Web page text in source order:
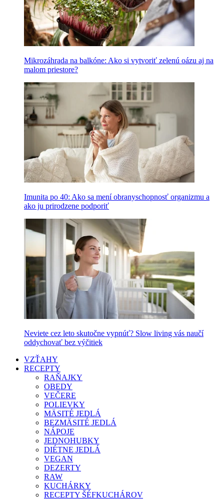
Mikrozáhrada na balkóne: Ako si vytvoriť zelenú oázu aj na
malom priestore?
Imunita po 40: Ako sa mení obranyschopnosť organizmu a
ako ju prirodzene podporiť
Neviete cez leto skutočne vypnúť? Slow living vás naučí
oddychovať bez výčitiek
VZŤAHY
RECEPTY
RAŇAJKY
OBEDY
VEČERE
POLIEVKY
MÄSITÉ JEDLÁ
BEZMÄSITÉ JEDLÁ
NÁPOJE
JEDNOHUBKY
DIÉTNE JEDLÁ
VEGAN
DEZERTY
RAW
KUCHÁRKY
RECEPTY ŠÉFKUCHÁROV